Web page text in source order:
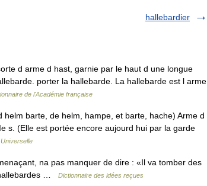
hallebardier
d arme d hast, garnie par le haut d une longue
porter la hallebarde. La hallebarde est l arme
de l'Académie française
barte, de helm, hampe, et barte, hache) Arme d
s. (Elle est portée encore aujourd hui par la garde
na pas manquer de dire : «Il va tomber des
…
Dictionnaire des idées reçues